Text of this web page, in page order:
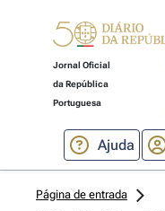
Jornal Oficial
da República
Portuguesa
Ajuda
Página de entrada